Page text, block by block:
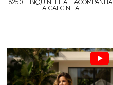
A CALCINHA